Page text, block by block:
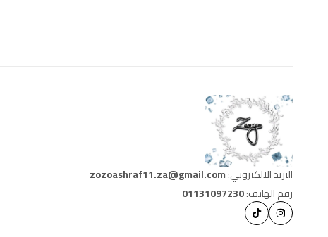
البريد الالكتروني:zozoashraf11.za@gmail.com
رقم الهاتف:01131097230